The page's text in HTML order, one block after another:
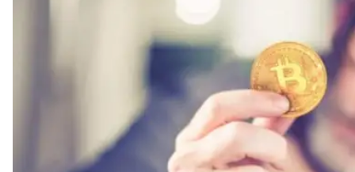
Marcel Pechman jul 22, 2019, 3:29PM